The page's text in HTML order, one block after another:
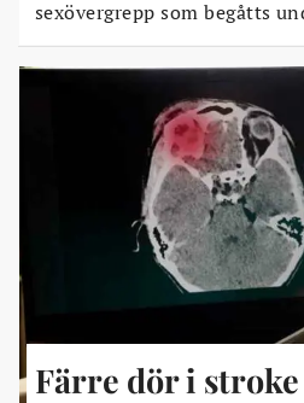
sexövergrepp som begåtts
Färre dör i stroke